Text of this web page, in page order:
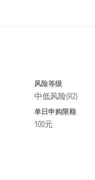
风险等级
中低风险(R2)
单日申购限额
100元